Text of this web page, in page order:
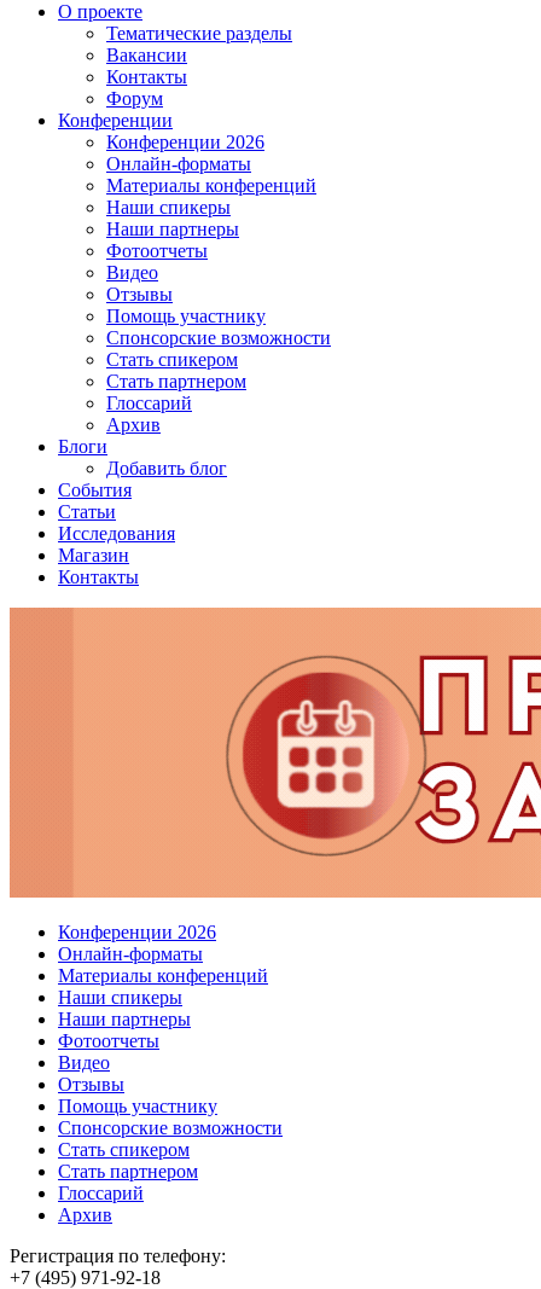
О проекте
Тематические разделы
Вакансии
Контакты
Форум
Конференции
Конференции 2026
Онлайн-форматы
Материалы конференций
Наши спикеры
Наши партнеры
Фотоотчеты
Видео
Отзывы
Помощь участнику
Спонсорские возможности
Стать спикером
Стать партнером
Глоссарий
Архив
Блоги
Добавить блог
События
Статьи
Исследования
Магазин
Контакты
Конференции 2026
Онлайн-форматы
Материалы конференций
Наши спикеры
Наши партнеры
Фотоотчеты
Видео
Отзывы
Помощь участнику
Спонсорские возможности
Стать спикером
Стать партнером
Глоссарий
Архив
Регистрация по телефону:
+7 (495) 971-92-18